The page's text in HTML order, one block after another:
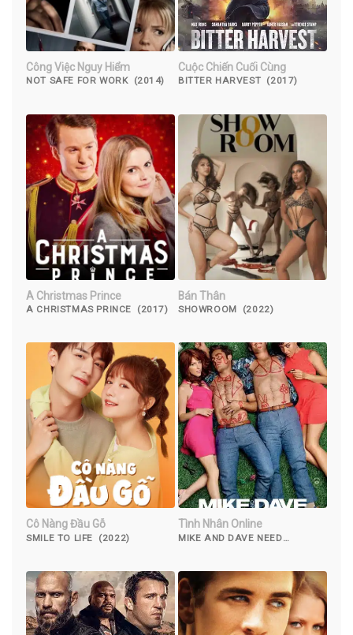
Công Việc Nguy Hiểm
NOT SAFE FOR WORK (2014)
Cuộc Chiến Cuối Cùng
BITTER HARVEST (2017)
A Christmas Prince
A CHRISTMAS PRINCE (2017)
Bán Thân
SHOWROOM (2022)
Cô Nàng Đầu Gỗ
SMILE TO LIFE (2022)
Tình Nhân Online
MIKE AND DAVE NEED